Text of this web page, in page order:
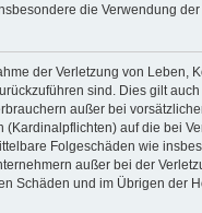
die Verwendung
der Verletzung von
sind. Dies gilt
außer bei
(Kardinalpflichten) auf die bei
Folgeschäden wie
außer bei der
Schäden und im Übrigen der